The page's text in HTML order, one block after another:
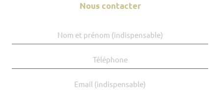
Nous contacter
Nom et prénom